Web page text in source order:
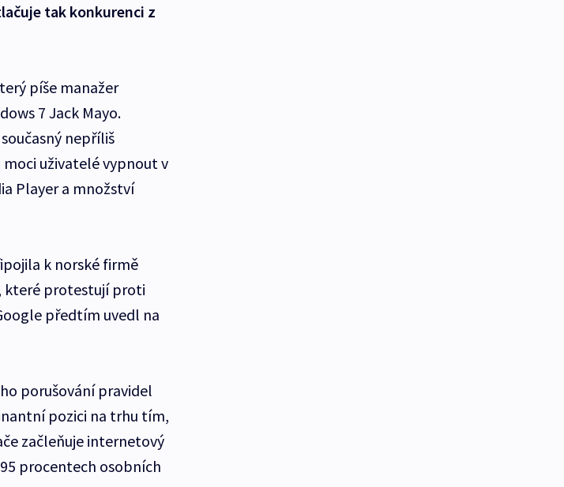
tak konkurenci z
píše manažer
7 Jack Mayo.
nepříliš
uživatelé vypnout v
Player a množství
k norské firmě
které protestují proti
předtím uvedl na
porušování pravidel
pozici na trhu tím,
začleňuje internetový
procentech osobních